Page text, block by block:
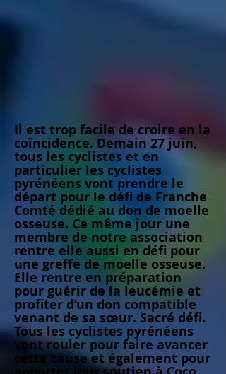
Il est trop facile de croire en la
coïncidence. Demain 27 juin,
tous les cyclistes et en
particulier les cyclistes
pyrénéens vont prendre le
départ pour le défi de Franche
Comté dédié au don de moelle
osseuse. Ce même jour une
membre de notre association
rentre elle aussi en défi pour
une greffe de moelle osseuse.
Elle rentre en préparation
pour guérir de la leucémie et
profiter d’un don compatible
venant de sa sœur. Sacré défi.
Tous les cyclistes pyrénéens
vont rouler pour faire avancer
cette cause et également pour